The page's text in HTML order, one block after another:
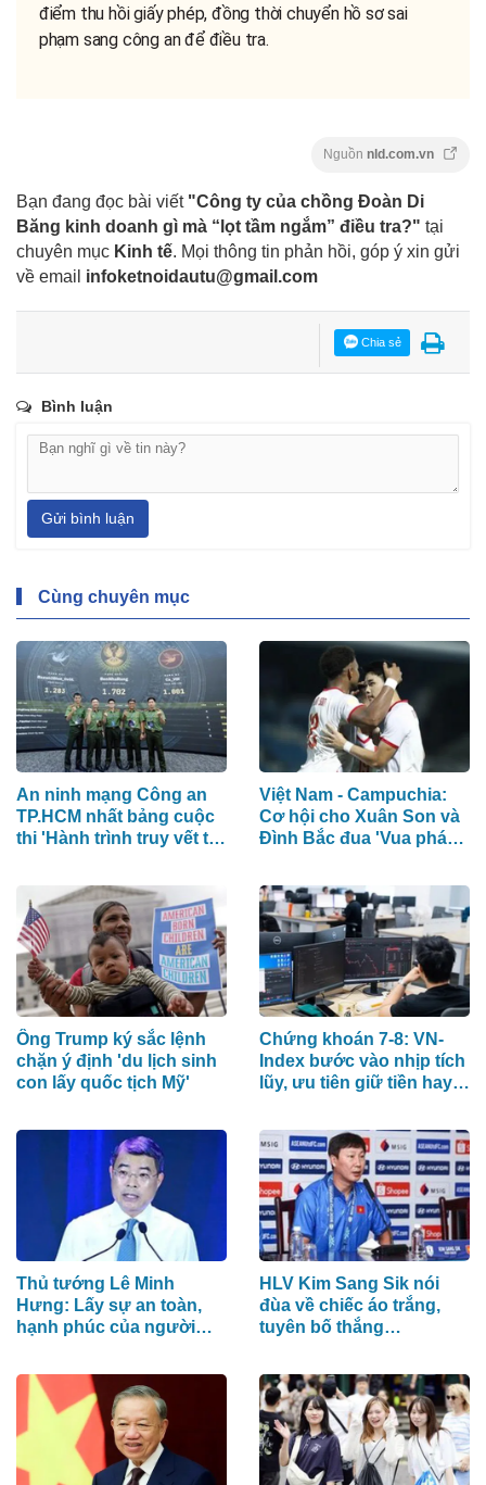
điểm thu hồi giấy phép, đồng thời chuyển hồ sơ sai
phạm sang công an để điều tra.
Nguồn nld.com.vn
Bạn đang đọc bài viết "Công ty của chồng Đoàn Di
Băng kinh doanh gì mà “lọt tầm ngắm” điều tra?" tại
chuyên mục Kinh tế. Mọi thông tin phản hồi, góp ý xin gửi
về email infoketnoidautu@gmail.com
Chia sẻ
Bình luận
Gửi bình luận
Cùng chuyên mục
An ninh mạng Công an
TP.HCM nhất bảng cuộc
thi 'Hành trình truy vết tội
Việt Nam - Campuchia:
Cơ hội cho Xuân Son và
Đình Bắc đua 'Vua phá
Ông Trump ký sắc lệnh
chặn ý định 'du lịch sinh
con lấy quốc tịch Mỹ'
Chứng khoán 7-8: VN-
Index bước vào nhịp tích
lũy, ưu tiên giữ tiền hay
Thủ tướng Lê Minh
Hưng: Lấy sự an toàn,
hạnh phúc của người
ninh mạng
HLV Kim Sang Sik nói
đùa về chiếc áo trắng,
tuyên bố thắng
hình mạnh nhất